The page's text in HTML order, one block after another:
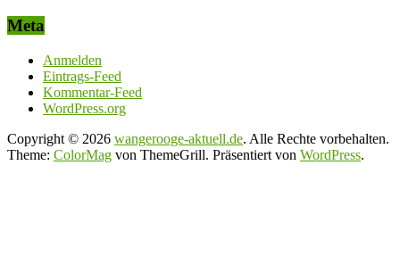
Meta
Anmelden
Eintrags-Feed
Kommentar-Feed
WordPress.org
Copyright © 2026 wangerooge-aktuell.de. Alle Rechte vorbehalten.
Theme: ColorMag von ThemeGrill. Präsentiert von WordPress.